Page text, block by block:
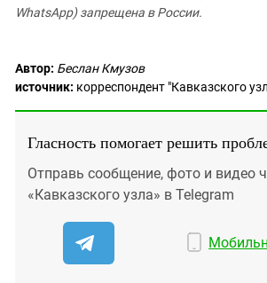
WhatsApp) запрещена в России.
Автор: Беслан Кмузов
источник: корреспондент "Кавказского
Гласность помогает решить
Отправь сообщение, фото и видео
«Кавказского узла» в Telegram